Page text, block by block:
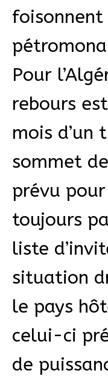
foisonnent
Pour
rebours
mois d’un
sommet de
prévu
toujours
liste
situation
le pays
celui-ci
de